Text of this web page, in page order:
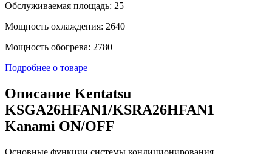
Обслуживаемая площадь: 25
Мощность охлаждения: 2640
Мощность обогрева: 2780
Подробнее о товаре
Описание Kentatsu
KSGA26HFAN1/KSRA26HFAN1
Kanami ON/OFF
Основные функции системы кондиционирования